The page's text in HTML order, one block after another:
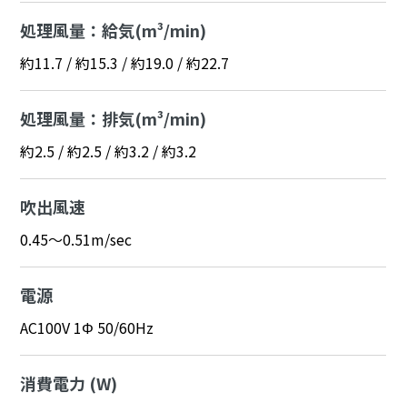
処理風量：給気(m³/min)
約11.7 / 約15.3 / 約19.0 / 約22.7
処理風量：排気(m³/min)
約2.5 / 約2.5 / 約3.2 / 約3.2
吹出風速
0.45～0.51m/sec
電源
AC100V 1Φ 50/60Hz
消費電力 (W)